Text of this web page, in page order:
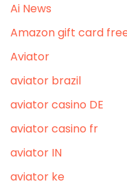
Ai News
Amazon gift card
Aviator
aviator brazil
aviator casino DE
aviator casino fr
aviator IN
aviator ke